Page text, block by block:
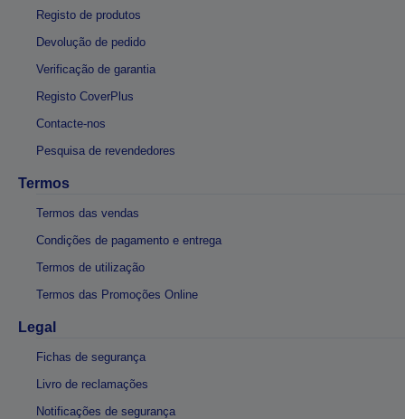
Registo de produtos
Devolução de pedido
Verificação de garantia
Registo CoverPlus
Contacte-nos
Pesquisa de revendedores
Termos
Termos das vendas
Condições de pagamento e entrega
Termos de utilização
Termos das Promoções Online
Legal
Fichas de segurança
Livro de reclamações
Notificações de segurança